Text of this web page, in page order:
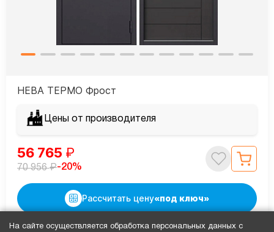
НЕВА ТЕРМО Фрост
Цены от производителя
56 765 ₽
70 956₽-20%
Рассчитать цену«под ключ»
На сайте осуществляется обработка персональных данных с